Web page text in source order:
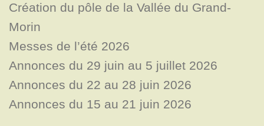
Création du pôle de la Vallée du Grand-
Morin
Messes de l’été 2026
Annonces du 29 juin au 5 juillet 2026
Annonces du 22 au 28 juin 2026
Annonces du 15 au 21 juin 2026